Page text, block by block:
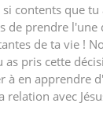
contents que tu
de prendre l'une
de ta vie !
as pris cette
à en apprendre
relation avec